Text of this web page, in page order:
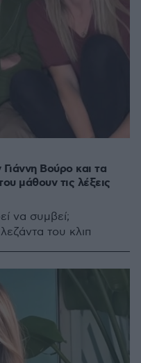
Γιάννη Βούρο και τα
μάθουν τις λέξεις
να συμβεί;
του κλιπ